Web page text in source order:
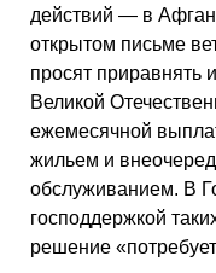
действий — в
открытом письме
просят приравнять
Великой
ежемесячной
жильем и
обслуживанием. В
господдержкой
решение